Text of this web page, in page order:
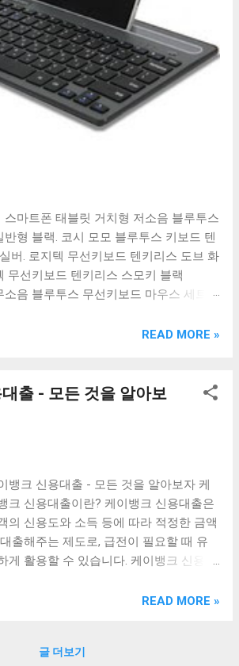
스마트폰 태블릿 거치형 저소음 블루투스
반형 블랙. 코시 모모 블루투스 키보드 텐
버. 로지텍 무선키보드 텐키리스 도브 화
무선키보드 텐키리스 스모키 블랙
음 블루투스 무선키보드 마우스 세트
이트. 코시 베이직 블루투스 키보드
선 키보드 블랙 K1000 일반형 블루투스
실 때, 추가 할인 혜택을 놓치지 마세요.
빠른배송 혜택을 놓치지 않도록 먼저 확
확인하기 상품 하나를 사더라도 종류
상품을 고를 때는 더 고민이 많을 수 밖에
품들을 상세스펙 과 가격 을 꼼꼼히 비교
도록 순위 추천 해드릴게요. 특가상품 보
유니콘 멀티페어링 스마트폰 태블릿
투스 키보드, BK-500SB, 일반형, 블랙 유
READ MORE »
출 - 모든 것을 알아보
뱅크 신용대출 - 모든 것을 알아보자 케
크 신용대출이란? 케이뱅크 신용대출은
의 신용도와 소득 등에 따라 적정한 금액
출해주는 제도로, 급전이 필요할 때 유
게 활용할 수 있습니다. 케이뱅크 신용대
. 대출 한도와 금리는 고객의 신용도와 상
증빙서류가 필요합니다. 대출 상환 시에는
READ MORE »
글 더보기